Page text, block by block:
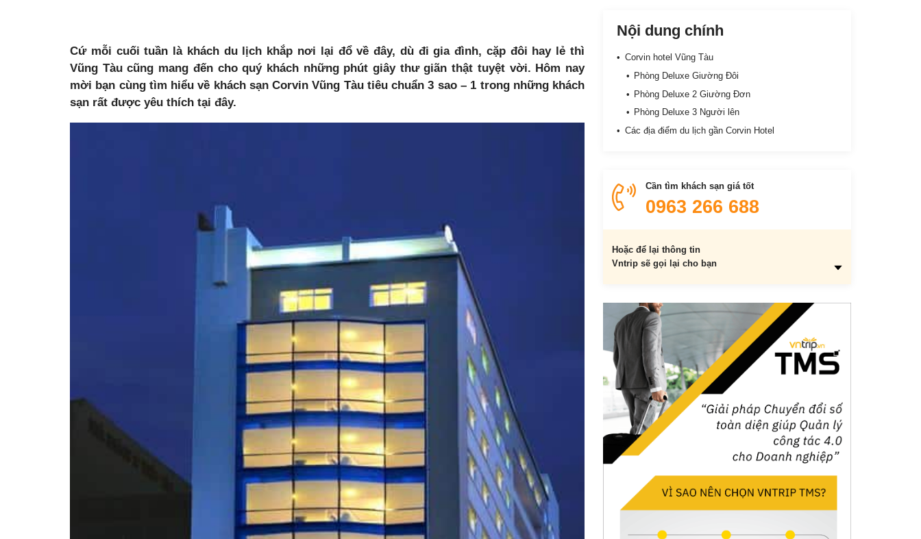
Cứ mỗi cuối tuần là khách du lịch khắp nơi lại đổ về đây, dù đi gia đình, cặp đôi hay lẻ thì
Vũng Tàu cũng mang đến cho quý khách những phút giây thư giãn thật tuyệt vời. Hôm nay
mời bạn cùng tìm hiểu về khách sạn Corvin Vũng Tàu tiêu chuẩn 3 sao – 1 trong những khách
sạn rất được yêu thích tại đây.
Nội dung chính
Corvin hotel Vũng Tàu
Phòng Deluxe Giường Đôi
Phòng Deluxe 2 Giường Đơn
Phòng Deluxe 3 Người lên
Các địa điểm du lịch gần Corvin Hotel
Cần tìm khách sạn giá tốt
0963 266 688
Hoặc để lại thông tin
Vntrip sẽ gọi lại cho bạn